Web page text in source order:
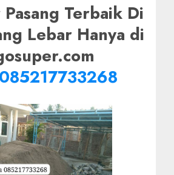
Pasang Terbaik Di
Lebar Hanya di
085217733268